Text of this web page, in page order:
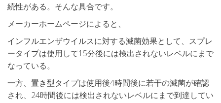
続性がある。そんな具合です。
メーカーホームページによると、
インフルエンザウイルスに対する滅菌効果として、スプレ
ータイプは使用して15分後には検出されないレベルにまで
なっている。
一方、置き型タイプは使用後4時間後に若干の滅菌が確認
され、24時間後には検出されないレベルにまで到達してい